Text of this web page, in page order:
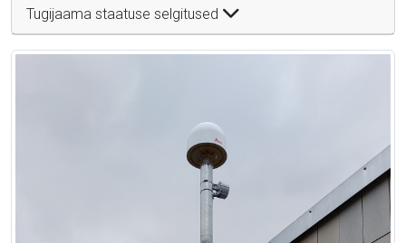
Tugijaama staatuse selgitused